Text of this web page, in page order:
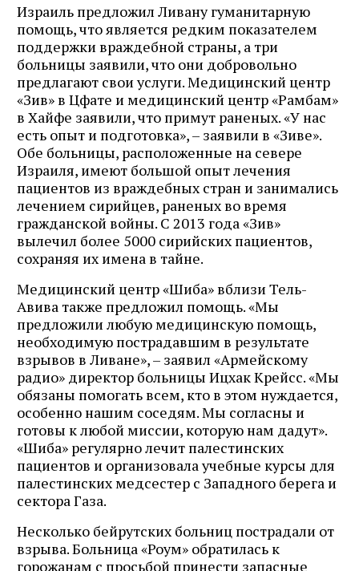
Израиль предложил Ливану гуманитарную
помощь, что является редким показателем
поддержки враждебной страны, а три
больницы заявили, что они добровольно
предлагают свои услуги. Медицинский центр
«Зив» в Цфате и медицинский центр «Рамбам»
в Хайфе заявили, что примут раненых. «У нас
есть опыт и подготовка», – заявили в «Зиве».
Обе больницы, расположенные на севере
Израиля, имеют большой опыт лечения
пациентов из враждебных стран и занимались
лечением сирийцев, раненых во время
гражданской войны. С 2013 года «Зив»
вылечил более 5000 сирийских пациентов,
сохраняя их имена в тайне.
Медицинский центр «Шиба» вблизи Тель-
Авива также предложил помощь. «Мы
предложили любую медицинскую помощь,
необходимую пострадавшим в результате
взрывов в Ливане», – заявил «Армейскому
радио» директор больницы Ицхак Крейсс. «Мы
обязаны помогать всем, кто в этом нуждается,
особенно нашим соседям. Мы согласны и
готовы к любой миссии, которую нам дадут».
«Шиба» регулярно лечит палестинских
пациентов и организовала учебные курсы для
палестинских медсестер с Западного берега и
сектора Газа.
Несколько бейрутских больниц пострадали от
взрыва. Больница «Роум» обратилась к
горожанам с просьбой принести запасные